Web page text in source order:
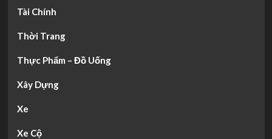
Tài Chính
Thời Trang
Thực Phẩm – Đồ Uống
Xây Dựng
Xe
Xe Cộ